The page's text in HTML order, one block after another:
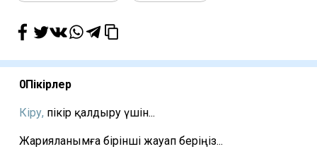
0Пікірлер
Кіру, пікір қалдыру үшін...
Жарияланымға бірінші жауап беріңіз...